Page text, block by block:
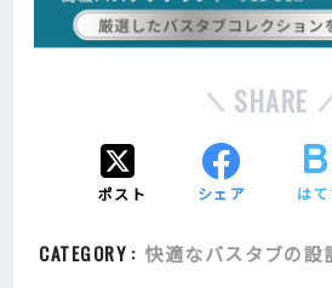
SHARE
ポスト シェア は
CATEGORY : 快適なバスタブの設